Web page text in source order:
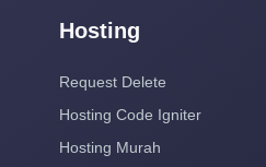
Hosting
Request Delete
Hosting Code Igniter
Hosting Murah